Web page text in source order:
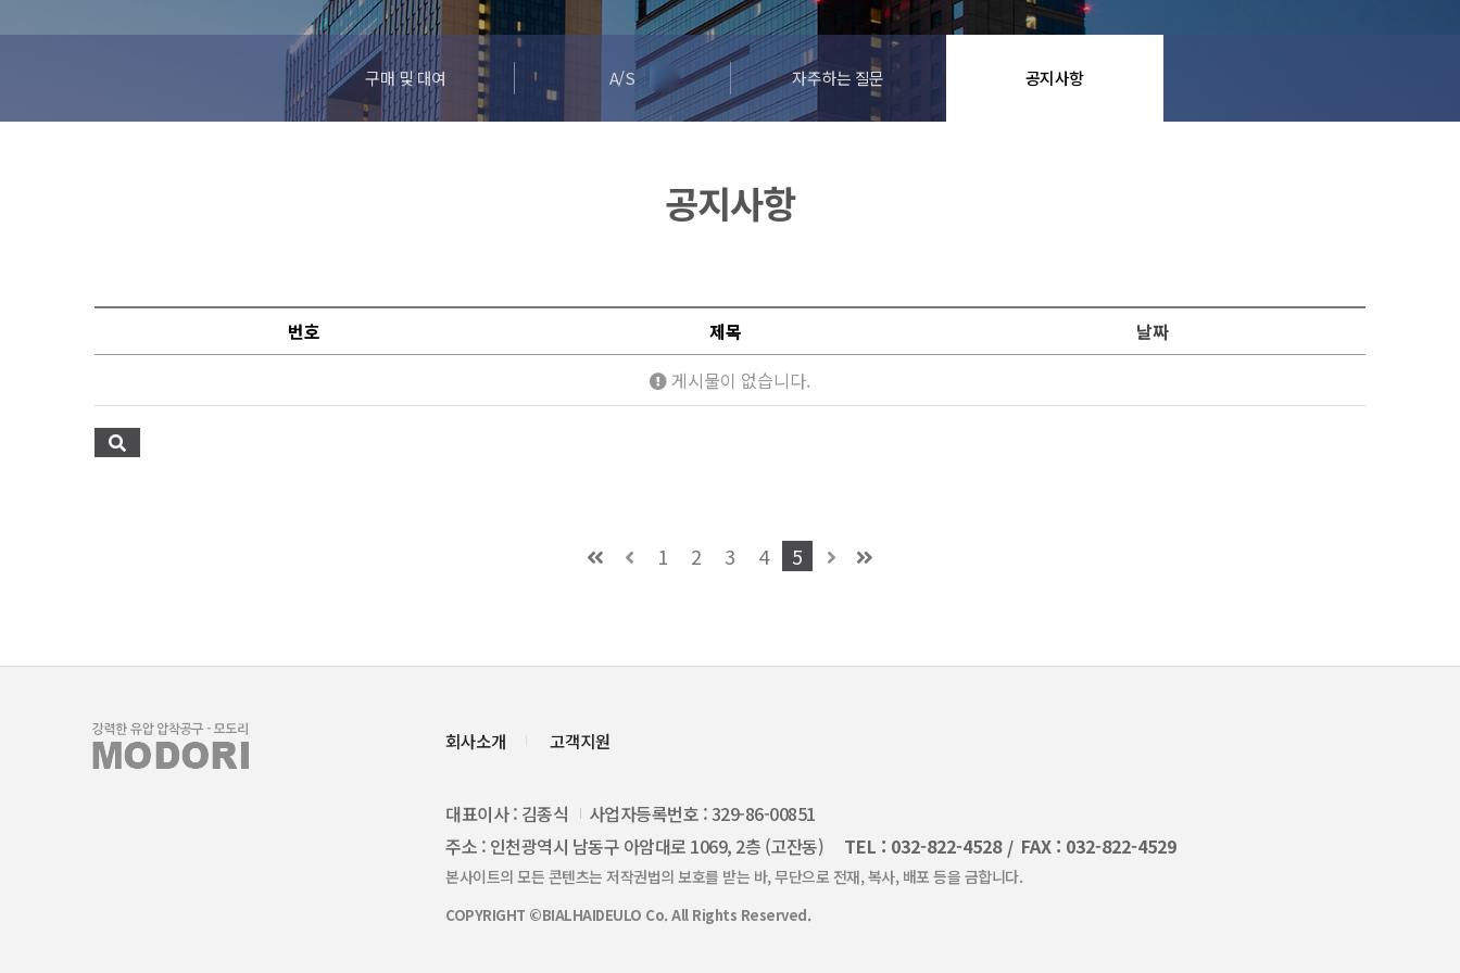
구매 및 대여 A/S 자주하는 질문 공지사항
공지사항
번호 제목
날짜
게시물이 없습니다.
1 2 3 4 5
회사소개 고객지원
대표이사 : 김종식
사업자등록번호 : 329-86-00851
주소 : 인천광역시 남동구 아암대로 1069, 2층 (고잔동)
TEL : 032-822-4528 FAX : 032-822-4529
본사이트의 모든 콘텐츠는 저작권법의 보호를 받는 바, 무단으로 전재, 복사, 배포 등을 금합니다.
COPYRIGHT ©BIALHAIDEULO Co. All Rights Reserved.